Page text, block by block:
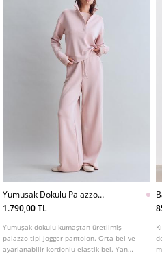
Yumusak Dokulu Palazzo
Jogger Pantolon
1.790,00 TL
Yumuşak dokulu kumaştan üretilmiş
palazzo tipi jogger pantolon. Orta bel ve
ayarlanabilir kordonlu elastik bel. Yan